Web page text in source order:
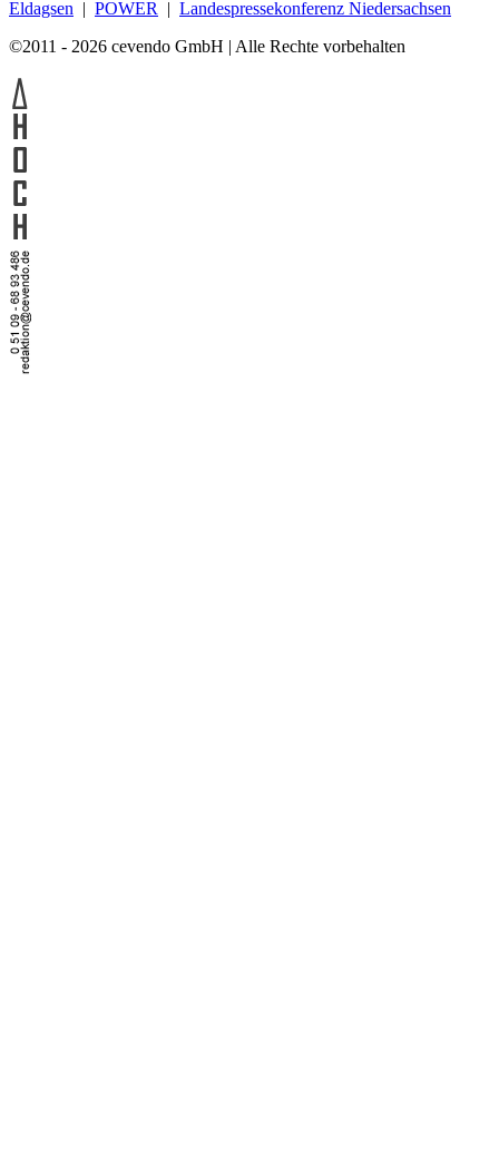
Eldagsen | POWER | Landespressekonferenz Niedersachsen
©2011 - 2026 cevendo GmbH | Alle Rechte vorbehalten